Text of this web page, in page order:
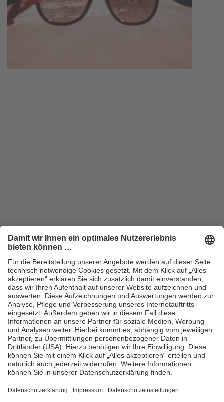
ZUM SHOP
Handel
Vertriebsbedingungen
Kontakt für Handel
Sortiment